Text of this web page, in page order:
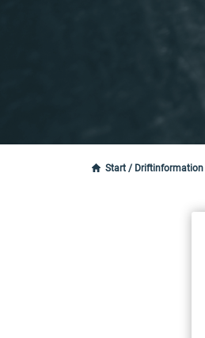
Start / Driftinformation